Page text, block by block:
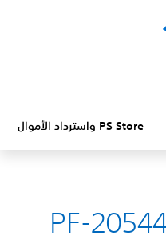
PS Store واسترداد الأموال